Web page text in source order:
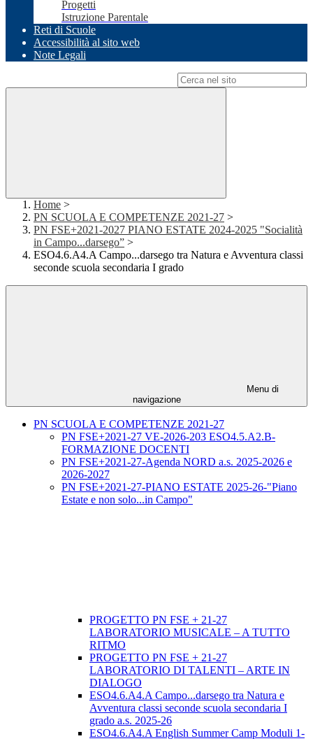
Progetti
Istruzione Parentale
Reti di Scuole
Accessibilità al sito web
Note Legali
Home >
PN SCUOLA E COMPETENZE 2021-27 >
PN FSE+2021-2027 PIANO ESTATE 2024-2025 "Socialità
in Campo...darsego” >
ESO4.6.A4.A Campo...darsego tra Natura e Avventura classi
seconde scuola secondaria I grado
Menu di
navigazione
PN SCUOLA E COMPETENZE 2021-27
PN FSE+2021-27 VE-2026-203 ESO4.5.A2.B-
FORMAZIONE DOCENTI
PN FSE+2021-27-Agenda NORD a.s. 2025-2026 e
2026-2027
PN FSE+2021-27-PIANO ESTATE 2025-26-"Piano
Estate e non solo...in Campo"
PROGETTO PN FSE + 21-27
LABORATORIO MUSICALE – A TUTTO
RITMO
PROGETTO PN FSE + 21-27
LABORATORIO DI TALENTI – ARTE IN
DIALOGO
ESO4.6.A4.A Campo...darsego tra Natura e
Avventura classi seconde scuola secondaria I
grado a.s. 2025-26
ESO4.6.A4.A English Summer Camp Moduli 1-